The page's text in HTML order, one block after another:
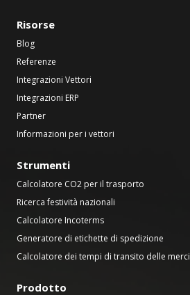
Risorse
Blog
Referenze
Integrazioni Vettori
Integrazioni ERP
Partner
Informazioni per i vettori
Strumenti
Calcolatore CO2 per il trasporto
Ricerca festività nazionali
Calcolatore Incoterms
Generatore di etichette di spedizione
Calcolatore dei tempi di transito delle merci
Prodotto